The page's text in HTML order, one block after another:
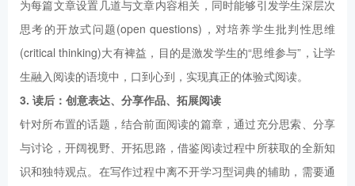
为每篇文章设置几道与文章内容相关，同时能够引发学生深层次
思考的开放式问题(open questions)，对培养学生批判性思维
(critical thinking)大有裨益，目的是激发学生的“思维参与”，让学
生融入阅读的语境中，口到心到，实现真正的体验式阅读。
3. 读后：创意表达、分享作品、拓展阅读
针对所布置的话题，结合前面阅读的篇章，通过充分思索、分享
与讨论，开阔视野、开拓思路，借鉴阅读过程中所获取的全新知
识和独特观点。在写作过程中离不开学习型词典的辅助，需要通